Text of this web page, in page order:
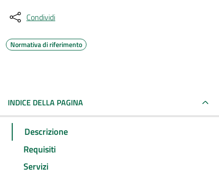
Condividi
Normativa di riferimento
INDICE DELLA PAGINA
Descrizione
Requisiti
Servizi